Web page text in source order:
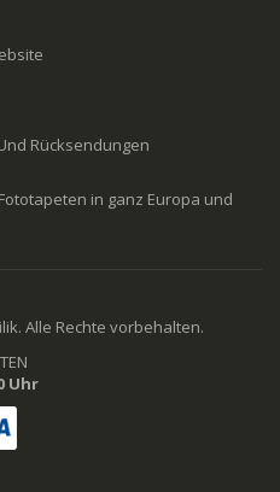
Rücksendungen
in ganz Europa und
Alle Rechte vorbehalten.
Uhr